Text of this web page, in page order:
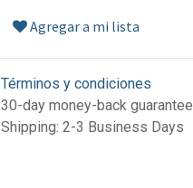
Agregar a mi lista
Términos y condiciones
30-day money-back guarantee
Shipping: 2-3 Business Days